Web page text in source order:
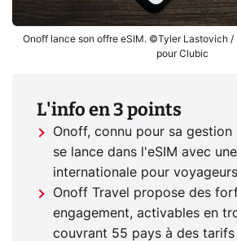
Onoff lance son offre eSIM. ©Tyler Lastovich /
pour Clubic
L'info en 3 points
Onoff, connu pour sa gestion
se lance dans l'eSIM avec
internationale pour
Onoff Travel propose des
engagement, activables en
couvrant 55 pays à des